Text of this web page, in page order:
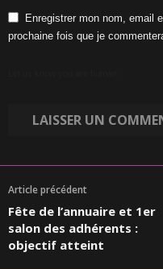
Enregistrer mon nom, email
prochaine fois que je
Article précédent
Fête de l’annuaire et 1er
salon des adhérents :
objectif atteint